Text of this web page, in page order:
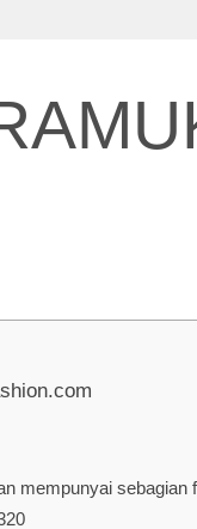
mempunyai sebagian